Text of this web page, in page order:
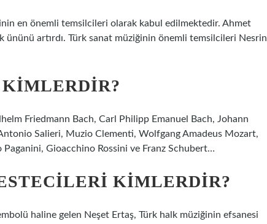
en önemli temsilcileri olarak kabul edilmektedir. Ahmet
ününü artırdı. Türk sanat müziğinin önemli temsilcileri Nesrin
Friedmann Bach, Carl Philipp Emanuel Bach, Johann
Salieri, Muzio Clementi, Wolfgang Amadeus Mozart,
Gioacchino Rossini ve Franz Schubert…
KIMLERDIR?
haline gelen Neşet Ertaş, Türk halk müziğinin efsanesi